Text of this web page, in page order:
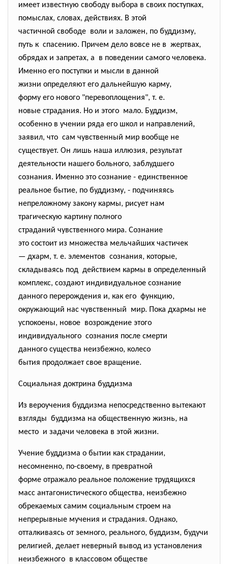
имеет известную свободу выбора в своих поступках,
помыслах, словах, действиях. В этой
частичной свободе воли и заложен, по буддизму,
путь к спасению. Причем дело вовсе не в жертвах,
обрядах и запретах, а в поведении самого человека.
Именно его поступки и мысли в данной
жизни определяют его дальнейшую карму,
форму его нового "перевоплощения", т. е.
новые страдания. Но и этого мало. Буддизм,
особенно в учении ряда его школ и направлений,
заявил, что сам чувственный мир вообще не
существует. Он лишь наша иллюзия, результат
деятельности нашего больного, заблудшего
сознания. Именно это сознание - единственное
реальное бытие, по буддизму, - подчиняясь
непреложному закону кармы, рисует нам
трагическую картину полного
страданий чувственного мира. Сознание
это состоит из множества мельчайших частичек
— дхарм, т. е. элементов сознания, которые,
складываясь под действием кармы в определенный
комплекс, создают индивидуальное сознание
данного перерождения и, как его функцию,
окружающий нас чувственный мир. Пока дхармы не
успокоены, новое возрождение этого
индивидуального сознания после смерти
данного существа неизбежно, колесо
бытия продолжает свое вращение.
Социальная доктрина буддизма
Из вероучения буддизма непосредственно вытекают
взгляды буддизма на общественную жизнь, на
место и задачи человека в этой жизни.
Учение буддизма о бытии как страдании,
несомненно, по-своему, в превратной
форме отражало реальное положение трудящихся
масс антагонистического общества, неизбежно
обрекаемых самим социальным строем на
непрерывные мучения и страдания. Однако,
отталкиваясь от земного, реального, буддизм, будучи
религией, делает неверный вывод из установления
неизбежного в классовом обществе